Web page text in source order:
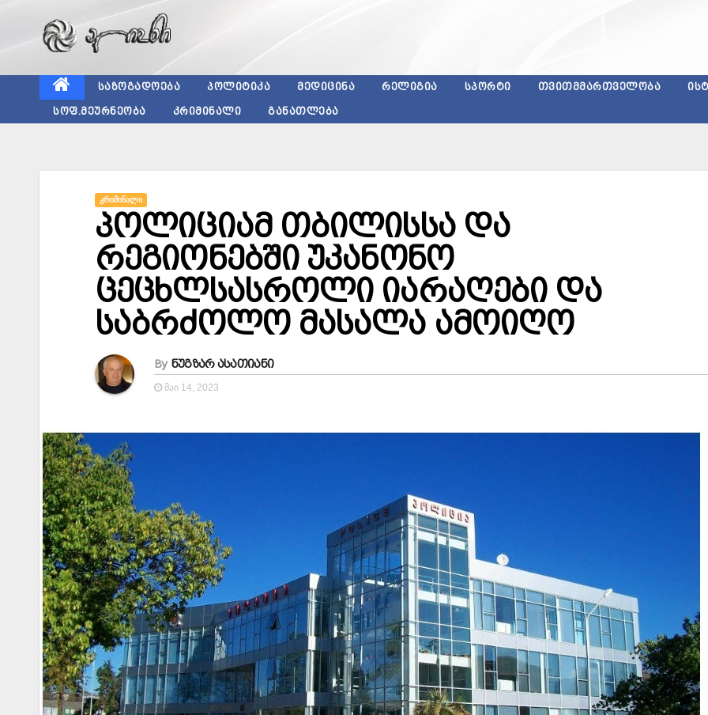
ᲡᲐᲖᲝᲒᲐᲓᲝᲔᲑᲐ ᲞᲝᲚᲘᲢᲘᲙᲐ ᲛᲔᲓᲘᲪᲘᲜᲐ ᲠᲔᲚᲘᲒᲘᲐ ᲡᲞᲝᲠᲢᲘ ᲗᲕᲘᲗᲛᲛᲐᲠᲗᲕᲔᲚᲝᲑᲐ
ᲡᲝᲤ.ᲛᲔᲣᲠᲜᲔᲝᲑᲐ ᲙᲠᲘᲛᲘᲜᲐᲚᲘ ᲒᲐᲜᲐᲗᲚᲔᲑᲐ
ᲙᲠᲘᲛᲘᲜᲐᲚᲘ
პოლიციამ თბილისსა და
რეგიონებში უკანონო
ცეცხლსასროლი იარაღები და
საბრძოლო მასალა ამოიღო
By ნუგზარ ასათიანი
ᲛᲐᲘ 14, 2023